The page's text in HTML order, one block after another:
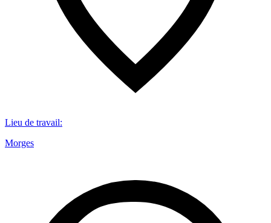
Lieu de travail:
Morges